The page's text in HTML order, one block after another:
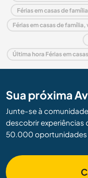
Férias em casas de
Sua próxima
Junte-se à
descobrir experiências
50.000